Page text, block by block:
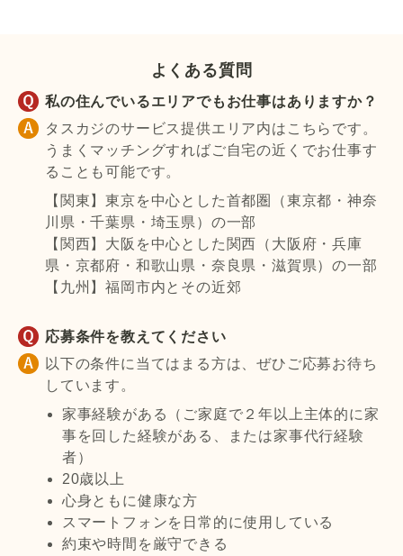
よくある質問
私の住んでいるエリアでもお仕事はありますか？
タスカジのサービス提供エリア内はこちらです。
うまくマッチングすればご自宅の近くでお仕事す
ることも可能です。
【関東】東京を中心とした首都圏（東京都・神奈
川県・千葉県・埼玉県）の一部
【関西】大阪を中心とした関西（大阪府・兵庫
県・京都府・和歌山県・奈良県・滋賀県）の一部
【九州】福岡市内とその近郊
応募条件を教えてください
以下の条件に当てはまる方は、ぜひご応募お待ち
しています。
家事経験がある（ご家庭で２年以上主体的に家
事を回した経験がある、または家事代行経験
者）
20歳以上
心身ともに健康な方
スマートフォンを日常的に使用している
約束や時間を厳守できる